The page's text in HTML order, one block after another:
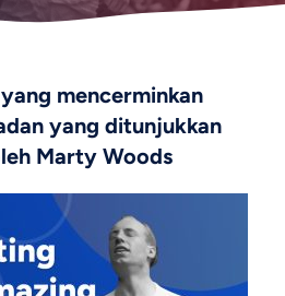
mencerminkan
yang ditunjukkan
Marty Woods